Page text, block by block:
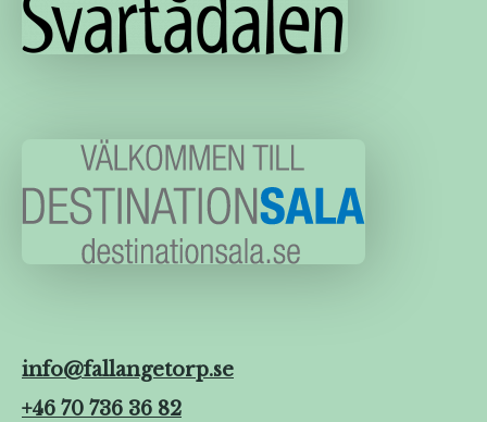
info@fallangetorp.se
+46 70 736 36 82